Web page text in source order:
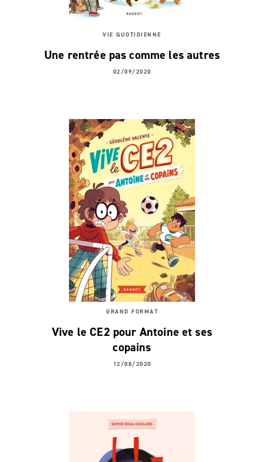
VIE QUOTIDIENNE
Une rentrée pas comme les autres
02/09/2020
GRAND FORMAT
Vive le CE2 pour Antoine et ses
copains
12/08/2020